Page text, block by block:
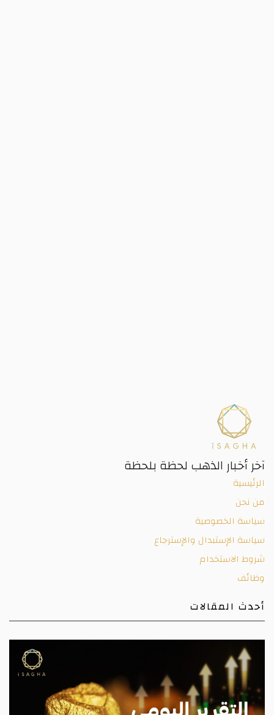
آخر أخبار الذهب لحظة بلحظة
الرئيسية
من نحن
سياسة الخصوصية
سياسة الإستبدال والإسترجاع
شروط الاستخدام
وظائف
أحدث المقالات